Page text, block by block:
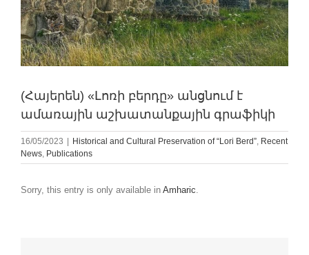
(Հայերեն) «Լոռի բերդը» անցնում է
ամառային աշխատանքային գրաֆիկի
16/05/2023 Historical and Cultural Preservation of “Lori Berd”, Recent
News, Publications
Sorry, this entry is only available in Amharic.